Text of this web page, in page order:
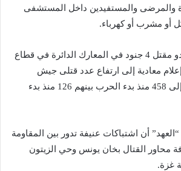
والمرضى والمستفيدين داخل المستشفى
أو مشرب أو كهرباء.
بدوره، أعلن جيش العدو مقتل 4 جنود في المعارك الدائرة في قطاع
معادية إلى ارتفاع عدد قتلى جيش
الاحتلال المعلن عنهم إلى 458 منذ بدء الحرب بينهم 126 منذ بدء
أن اشتباكات عنيفة تدور بين المقاومة
محاور القتال بخان يونس وحي الزيتون
غزة.